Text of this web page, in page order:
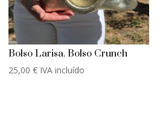
Bolso Larisa. Bolso Crunch
25,00€ IVA incluído